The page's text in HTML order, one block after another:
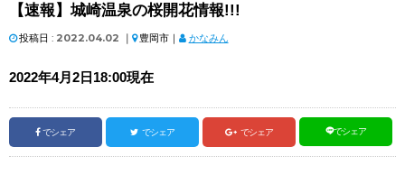
【速報】城崎温泉の桜開花情報!!!
投稿日 : 2022.04.02 ｜ 豊岡市｜ かなみん
2022年4月2日18:00現在
でシェア でシェア でシェア でシェア